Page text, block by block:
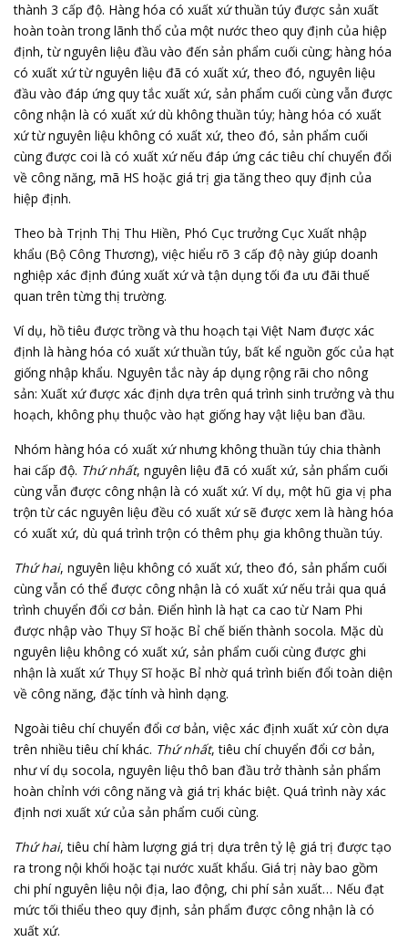
thành 3 cấp độ. Hàng hóa có xuất xứ thuần túy được sản xuất
hoàn toàn trong lãnh thổ của một nước theo quy định của hiệp
định, từ nguyên liệu đầu vào đến sản phẩm cuối cùng; hàng hóa
có xuất xứ từ nguyên liệu đã có xuất xứ, theo đó, nguyên liệu
đầu vào đáp ứng quy tắc xuất xứ, sản phẩm cuối cùng vẫn được
công nhận là có xuất xứ dù không thuần túy; hàng hóa có xuất
xứ từ nguyên liệu không có xuất xứ, theo đó, sản phẩm cuối
cùng được coi là có xuất xứ nếu đáp ứng các tiêu chí chuyển đổi
về công năng, mã HS hoặc giá trị gia tăng theo quy định của
hiệp định.
Theo bà Trịnh Thị Thu Hiền, Phó Cục trưởng Cục Xuất nhập
khẩu (Bộ Công Thương), việc hiểu rõ 3 cấp độ này giúp doanh
nghiệp xác định đúng xuất xứ và tận dụng tối đa ưu đãi thuế
quan trên từng thị trường.
Ví dụ, hồ tiêu được trồng và thu hoạch tại Việt Nam được xác
định là hàng hóa có xuất xứ thuần túy, bất kể nguồn gốc của hạt
giống nhập khẩu. Nguyên tắc này áp dụng rộng rãi cho nông
sản: Xuất xứ được xác định dựa trên quá trình sinh trưởng và thu
hoạch, không phụ thuộc vào hạt giống hay vật liệu ban đầu.
Nhóm hàng hóa có xuất xứ nhưng không thuần túy chia thành
hai cấp độ. Thứ nhất, nguyên liệu đã có xuất xứ, sản phẩm cuối
cùng vẫn được công nhận là có xuất xứ. Ví dụ, một hũ gia vị pha
trộn từ các nguyên liệu đều có xuất xứ sẽ được xem là hàng hóa
có xuất xứ, dù quá trình trộn có thêm phụ gia không thuần túy.
Thứ hai, nguyên liệu không có xuất xứ, theo đó, sản phẩm cuối
cùng vẫn có thể được công nhận là có xuất xứ nếu trải qua quá
trình chuyển đổi cơ bản. Điển hình là hạt ca cao từ Nam Phi
được nhập vào Thụy Sĩ hoặc Bỉ chế biến thành socola. Mặc dù
nguyên liệu không có xuất xứ, sản phẩm cuối cùng được ghi
nhận là xuất xứ Thụy Sĩ hoặc Bỉ nhờ quá trình biến đổi toàn diện
về công năng, đặc tính và hình dạng.
Ngoài tiêu chí chuyển đổi cơ bản, việc xác định xuất xứ còn dựa
trên nhiều tiêu chí khác. Thứ nhất, tiêu chí chuyển đổi cơ bản,
như ví dụ socola, nguyên liệu thô ban đầu trở thành sản phẩm
hoàn chỉnh với công năng và giá trị khác biệt. Quá trình này xác
định nơi xuất xứ của sản phẩm cuối cùng.
Thứ hai, tiêu chí hàm lượng giá trị dựa trên tỷ lệ giá trị được tạo
ra trong nội khối hoặc tại nước xuất khẩu. Giá trị này bao gồm
chi phí nguyên liệu nội địa, lao động, chi phí sản xuất… Nếu đạt
mức tối thiểu theo quy định, sản phẩm được công nhận là có
xuất xứ.